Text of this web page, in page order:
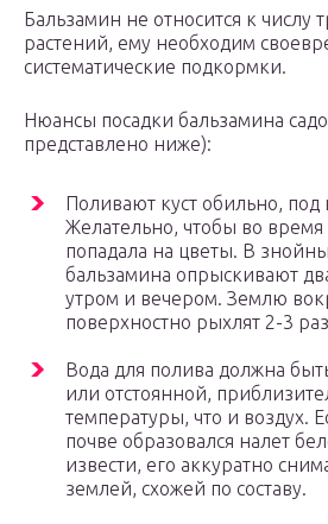
Бальзамин не относится к числу
растений, ему необходим
систематические подкормки.
Нюансы посадки бальзамина
представлено ниже):
Поливают куст обильно, под
Желательно, чтобы во время
попадала на цветы. В
бальзамина опрыскивают
утром и вечером. Землю
поверхностно рыхлят 2-3
Вода для полива должна
или отстоянной,
температуры, что и воздух.
почве образовался налет
извести, его аккуратно
землей, схожей по составу.